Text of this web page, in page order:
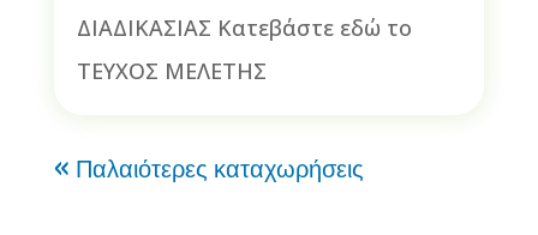
ΔΙΑΔΙΚΑΣΙΑΣ Κατεβάστε εδώ το
ΤΕΥΧΟΣ ΜΕΛΕΤΗΣ
« Παλαιότερες καταχωρήσεις